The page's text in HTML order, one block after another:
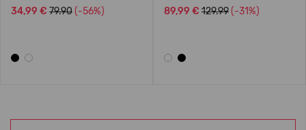
34,99 € 79.90 (-56%) 89,99 € 129.99 (-31%)